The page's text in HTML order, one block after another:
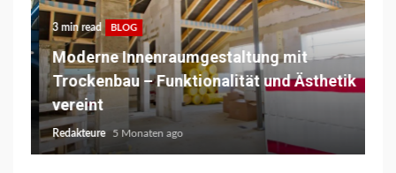
3 min read BLOG
Moderne Innenraumgestaltung mit
Trockenbau – Funktionalität und Ästhetik
vereint
Redakteure 5 Monaten ago